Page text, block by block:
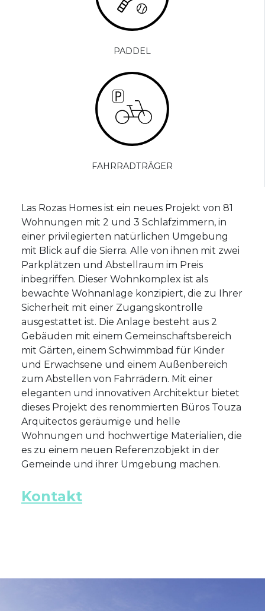
PADDEL
FAHRRADTRÄGER
Las Rozas Homes ist ein neues Projekt von 81
Wohnungen mit 2 und 3 Schlafzimmern, in
einer privilegierten natürlichen Umgebung
mit Blick auf die Sierra. Alle von ihnen mit zwei
Parkplätzen und Abstellraum im Preis
inbegriffen. Dieser Wohnkomplex ist als
bewachte Wohnanlage konzipiert, die zu Ihrer
Sicherheit mit einer Zugangskontrolle
ausgestattet ist. Die Anlage besteht aus 2
Gebäuden mit einem Gemeinschaftsbereich
mit Gärten, einem Schwimmbad für Kinder
und Erwachsene und einem Außenbereich
zum Abstellen von Fahrrädern. Mit einer
eleganten und innovativen Architektur bietet
dieses Projekt des renommierten Büros Touza
Arquitectos geräumige und helle
Wohnungen und hochwertige Materialien, die
es zu einem neuen Referenzobjekt in der
Gemeinde und ihrer Umgebung machen.
Kontakt